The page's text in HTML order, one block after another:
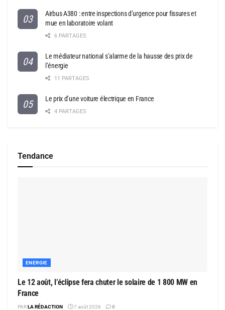
Airbus A380 : entre inspections d’urgence pour fissures et
mue en laboratoire volant
6 PARTAGES
Le médiateur national s’alarme de la hausse des prix de
l’énergie
11 PARTAGES
Le prix d’une voiture électrique en France
4 PARTAGES
Tendance
ENERGIE
Le 12 août, l’éclipse fera chuter le solaire de 1 800 MW en
France
PARLA RÉDACTION 7 août 2026 0